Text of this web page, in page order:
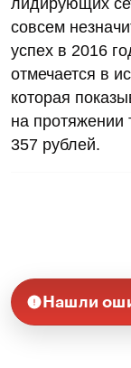
совсем
успех в 2016
отмечается в
которая
на протяжении
357 рублей.
Нашли